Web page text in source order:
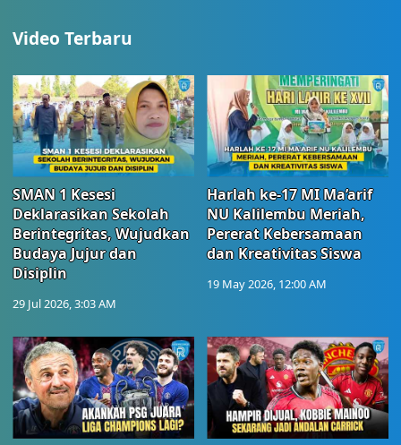
Video Terbaru
SMAN 1 Kesesi
Deklarasikan Sekolah
Berintegritas, Wujudkan
Budaya Jujur dan
Disiplin
29 Jul 2026, 3:03 AM
Harlah ke-17 MI Ma’arif
NU Kalilembu Meriah,
Pererat Kebersamaan
dan Kreativitas Siswa
19 May 2026, 12:00 AM